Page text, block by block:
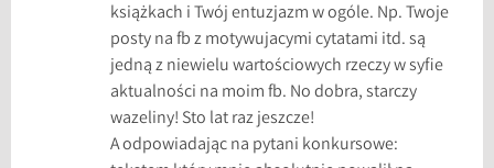
książkach i Twój entuzjazm w ogóle. Np. Twoje
posty na fb z motywujacymi cytatami itd. są
jedną z niewielu wartościowych rzeczy w syfie
aktualności na moim fb. No dobra, starczy
wazeliny! Sto lat raz jeszcze!
A odpowiadając na pytani konkursowe: